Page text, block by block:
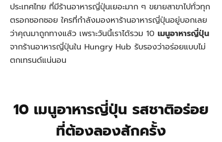
ประเทศไทย ที่มีร้านอาหารญี่ปุ่นเยอะมาก ๆ ขยายสาขาไปทั่วทุก
ตรอกซอกซอย ใครที่กำลังมองหาร้านอาหารญี่ปุ่นอยู่บอกเลย
ว่าคุณมาถูกทางแล้ว เพราะวันนี้เราได้รวม 10 เมนูอาหารญี่ปุ่น
จากร้านอาหารญี่ปุ่นใน Hungry Hub รับรองว่าอร่อยแบบไม่
ตกเทรนด์แน่นอน
10 เมนูอาหารญี่ปุ่น รสชาติอร่อย
ที่ต้องลองสักครั้ง